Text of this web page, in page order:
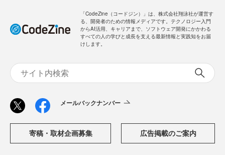
「CodeZine（コードジン）」は、株式会社翔泳社が運営す
る、開発者のための情報メディアです。テクノロジー入門
からAI活用、キャリアまで、ソフトウェア開発にかかわる
すべての人の学びと成長を支える最新情報と実践知をお届
けします。
メールバックナンバー
寄稿・取材企画募集 広告掲載のご案内